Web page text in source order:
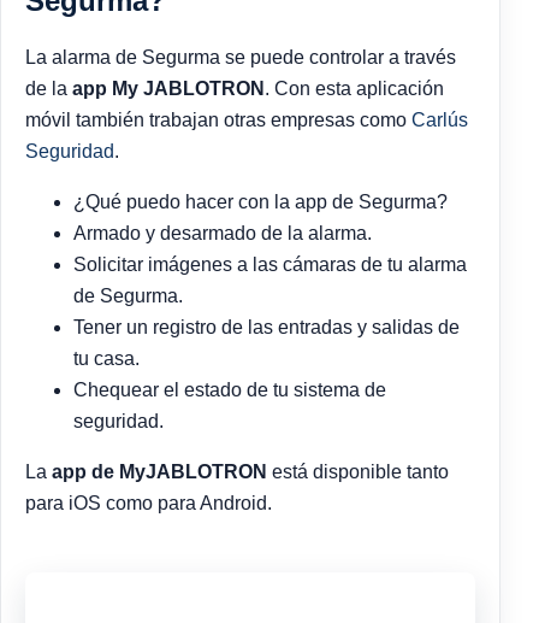
La alarma de Segurma se puede controlar a través
de la app My JABLOTRON . Con esta aplicación
móvil también trabajan otras empresas como Carlús
Seguridad.
¿Qué puedo hacer con la app de Segurma?
Armado y desarmado de la alarma.
Solicitar imágenes a las cámaras de tu alarma
de Segurma.
Tener un registro de las entradas y salidas de
tu casa.
Chequear el estado de tu sistema de
seguridad.
La app de MyJABLOTRON está disponible tanto
para iOS como para Android.